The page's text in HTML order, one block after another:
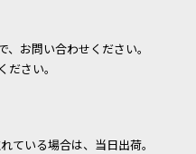
お問い合わせください。
さい。
ている場合は、当日出荷。